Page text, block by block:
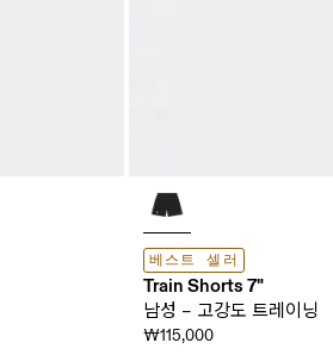
베스트 셀러
Train Shorts 7"
남성 – 고강도 트레이닝
₩115,000